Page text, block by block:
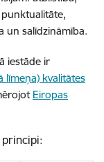
un salīdzināmība.
iestāde ir
līmeņa) kvalitātes
Eiropas
principi: